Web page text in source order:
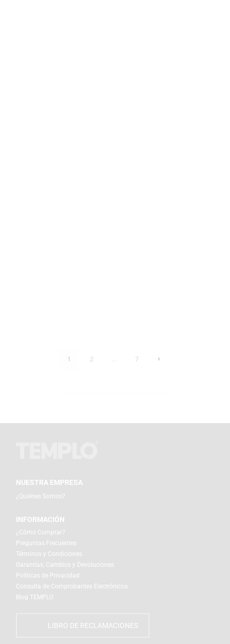
1 2 ... 7
NUESTRA EMPRESA
¿Quiénes Somos?
INFORMACIÓN
¿Cómo Comprar?
Preguntas Frecuentes
Términos y Condiciones
Garantías, Cambios y Devoluciones
Políticas de Privacidad
Consulta de Comprobantes Electrónicos
Blog TEMPLO
LIBRO DE RECLAMACIONES